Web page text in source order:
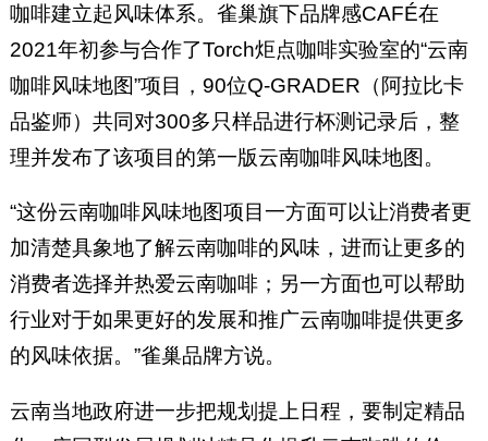
咖啡建立起风味体系。雀巢旗下品牌感CAFÉ在
2021年初参与合作了Torch炬点咖啡实验室的“云南
咖啡风味地图”项目，90位Q-GRADER（阿拉比卡
品鉴师）共同对300多只样品进行杯测记录后，整
理并发布了该项目的第一版云南咖啡风味地图。
“这份云南咖啡风味地图项目一方面可以让消费者更
加清楚具象地了解云南咖啡的风味，进而让更多的
消费者选择并热爱云南咖啡；另一方面也可以帮助
行业对于如果更好的发展和推广云南咖啡提供更多
的风味依据。”雀巢品牌方说。
云南当地政府进一步把规划提上日程，要制定精品